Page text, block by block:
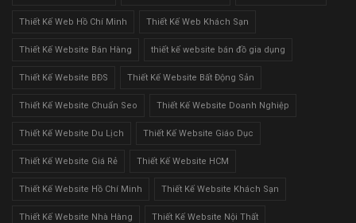
Thiết Kế Web Hồ Chí Minh Thiết Kế Web Khách Sạn
Thiết Kế Website Bán Hàng thiết kế website bán đồ gia dụng
Thiết Kế Website BĐS Thiết Kế Website Bất Động Sản
Thiết Kế Website Chuẩn Seo Thiết Kế Website Doanh Nghiệp
Thiết Kế Website Du Lịch Thiết Kế Website Giáo Dục
Thiết Kế Website Giá Rẻ Thiết Kế Website HCM
Thiết Kế Website Hồ Chí Minh Thiết Kế Website Khách Sạn
Thiết Kế Website Nhà Hàng Thiết Kế Website Nội Thất